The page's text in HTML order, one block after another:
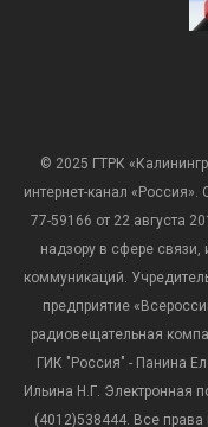
© 2025 ГТРК
интернет-канал
77-59166 от 22 августа
надзору в сфере
коммуникаций.
предприятие
радиовещательная
ГИК "Россия" - Панина
Ильина Н.Г. Электронная
(4012)538444. Все